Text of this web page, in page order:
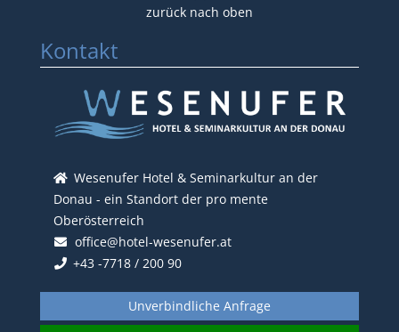
Kontakt
Wesenufer Hotel & Seminarkultur an der
Donau - ein Standort der pro mente
Oberösterreich
office@hotel-wesenufer.at
+43 -7718 / 200 90
Unverbindliche Anfrage